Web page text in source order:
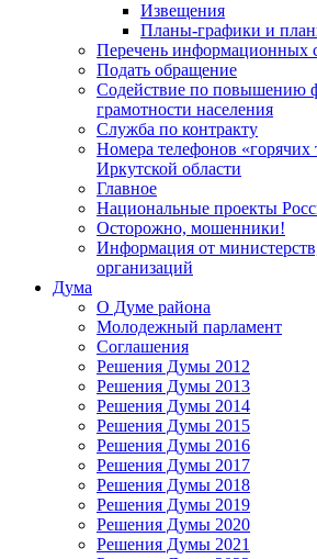
Извещения
Планы-графики и
Перечень информационных
Подать обращение
Содействие по повышению
грамотности населения
Служба по контракту
Номера телефонов
Иркутской области
Главное
Национальные проекты
Осторожно, мошенники!
Информация от
организаций
Дума
О Думе района
Молодежный парламент
Соглашения
Решения Думы 2012
Решения Думы 2013
Решения Думы 2014
Решения Думы 2015
Решения Думы 2016
Решения Думы 2017
Решения Думы 2018
Решения Думы 2019
Решения Думы 2020
Решения Думы 2021